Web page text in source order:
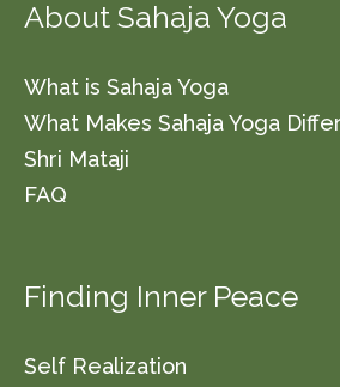
About Sahaja Yoga
What is Sahaja Yoga
What Makes Sahaja Yoga
Shri Mataji
FAQ
Finding Inner Peace
Self Realization